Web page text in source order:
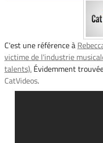
C'est une référence à
victime de l'industrie
talents).Évidemment
CatVideos.